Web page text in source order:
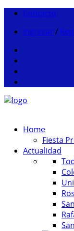
Contacto
Ingresar /
Home
Fiesta
Actualidad